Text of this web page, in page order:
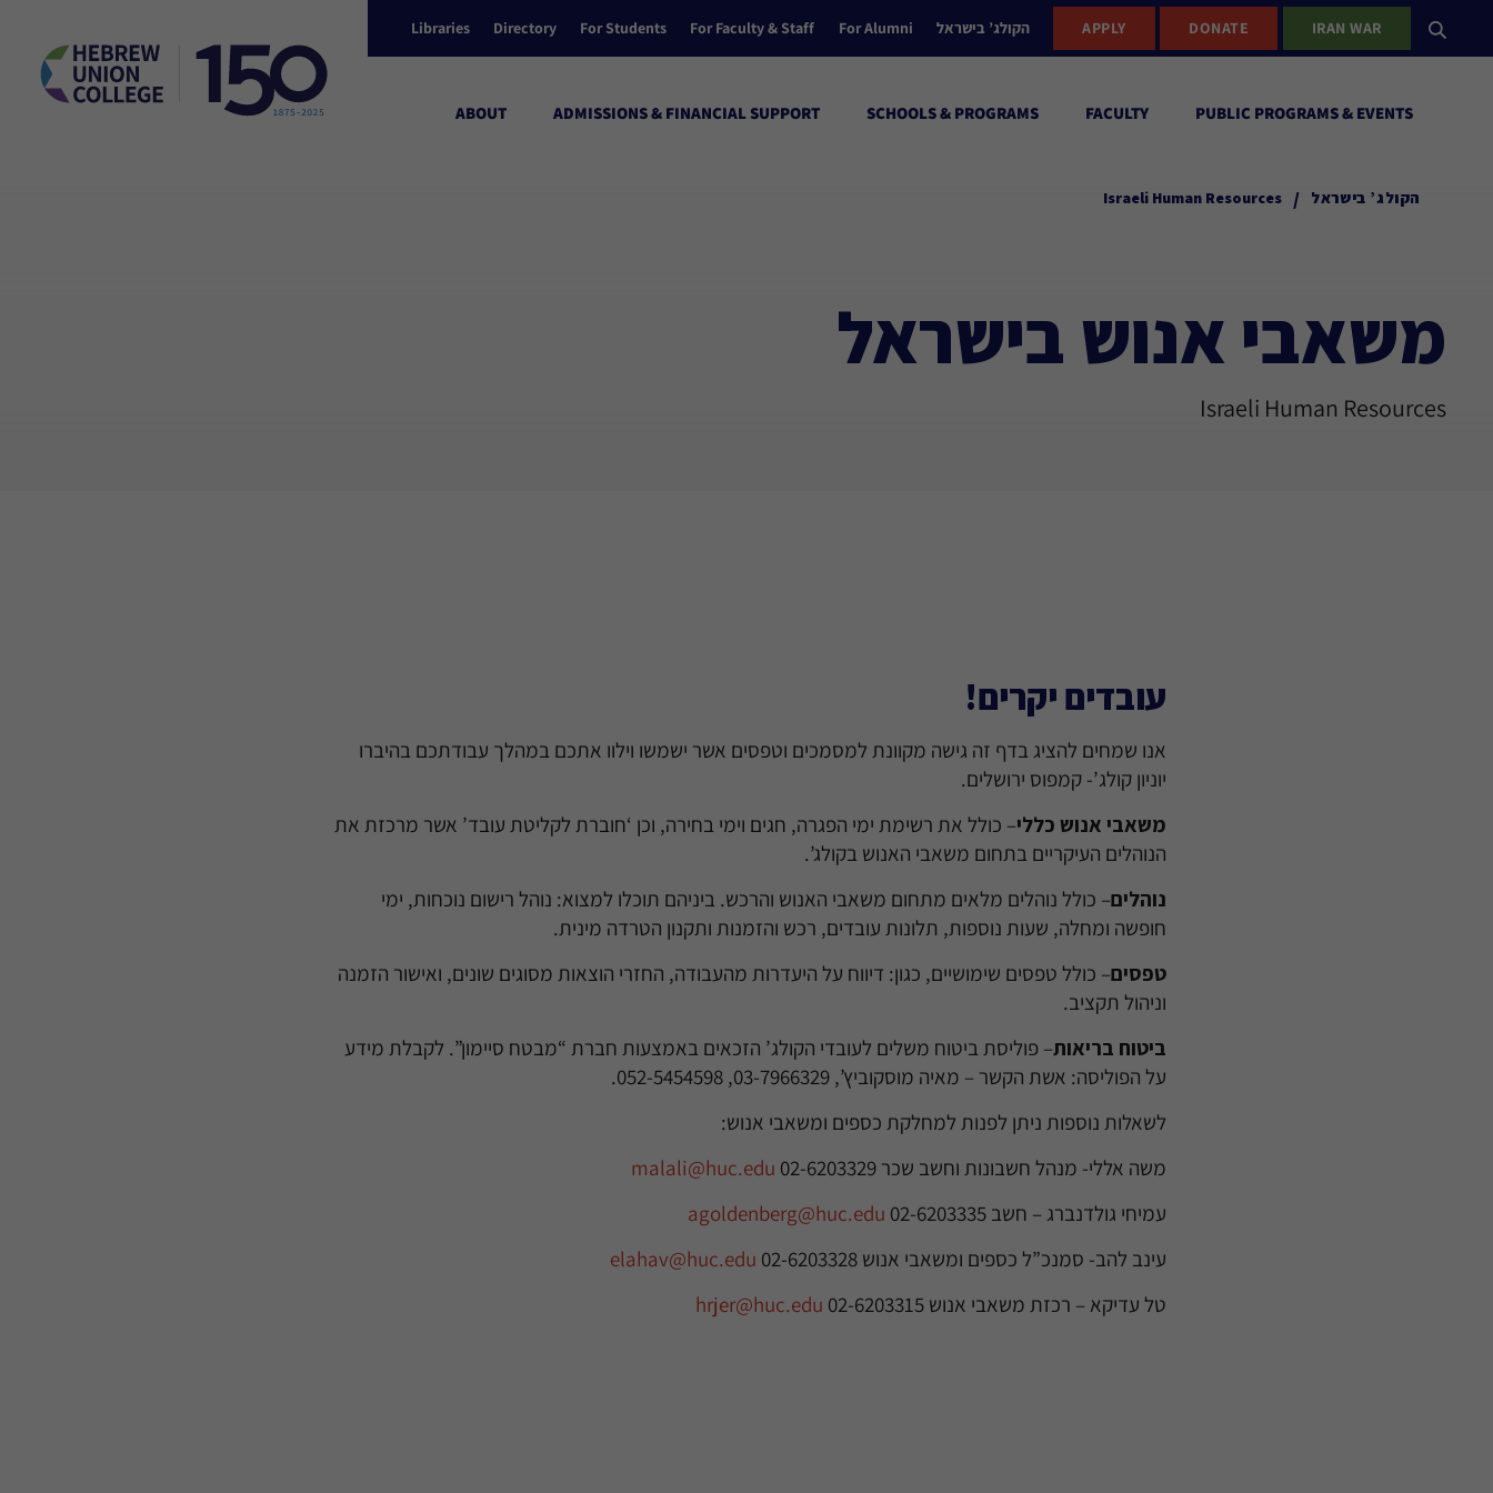
Libraries Directory For Students For Faculty & Staff For Alumni הקולג’ בישראל APPLY DONATE IRAN WAR
ABOUT ADMISSIONS & FINANCIAL SUPPORT SCHOOLS & PROGRAMS FACULTY PUBLIC PROGRAMS & EVENTS
הקולג’ בישראל /
Israeli Human Resources
משאבי אנוש בישראל
Israeli Human Resources
עובדים יקרים!
אנו שמחים להציג בדף זה גישה מקוונת למסמכים וטפסים אשר ישמשו וילוו אתכם במהלך עבודתכם בהיברו
יוניון קולג’- קמפוס ירושלים.
משאבי אנוש כללי– כולל את רשימת ימי הפגרה, חגים וימי בחירה, וכן ‘חוברת לקליטת עובד’ אשר מרכזת את
הנוהלים העיקריים בתחום משאבי האנוש בקולג’.
נוהלים– כולל נוהלים מלאים מתחום משאבי האנוש והרכש. ביניהם תוכלו למצוא: נוהל רישום נוכחות, ימי
חופשה ומחלה, שעות נוספות, תלונות עובדים, רכש והזמנות ותקנון הטרדה מינית.
טפסים– כולל טפסים שימושיים, כגון: דיווח על היעדרות מהעבודה, החזרי הוצאות מסוגים שונים, ואישור הזמנה
וניהול תקציב.
ביטוח בריאות– פוליסת ביטוח משלים לעובדי הקולג’ הזכאים באמצעות חברת “מבטח סיימון”. לקבלת מידע
על הפוליסה: אשת הקשר – מאיה מוסקוביץ’, 03-7966329, 052-5454598.
לשאלות נוספות ניתן לפנות למחלקת כספים ומשאבי אנוש:
משה אללי- מנהל חשבונות וחשב שכר
malali@huc.edu 02-6203329
עמיחי גולדנברג – חשב
agoldenberg@huc.edu 02-6203335
עינב להב- סמנכ”ל כספים ומשאבי אנוש
elahav@huc.edu 02-6203328
טל עדיקא – רכזת משאבי אנוש
hrjer@huc.edu 02-6203315